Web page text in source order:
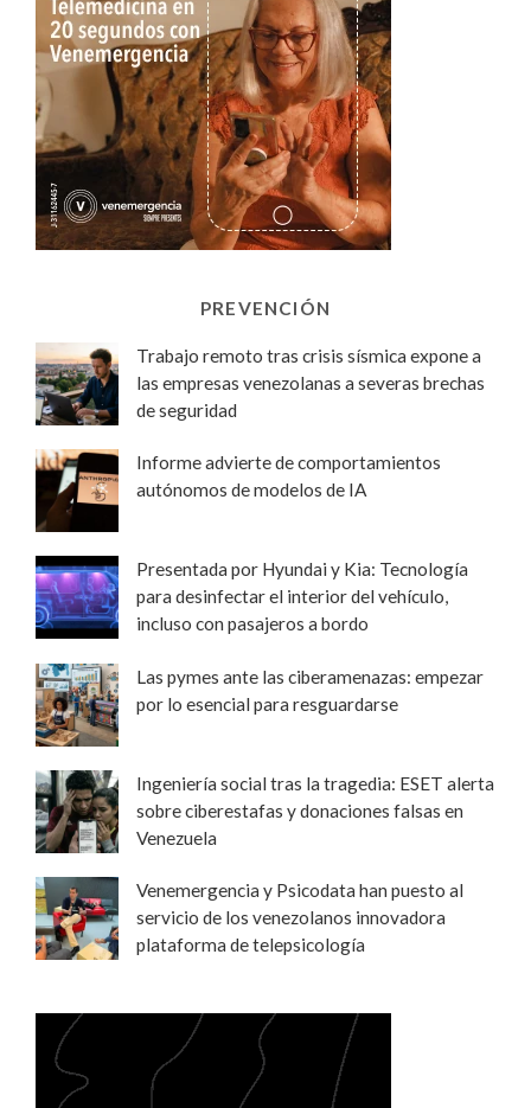
PREVENCIÓN
Trabajo remoto tras crisis sísmica expone a
las empresas venezolanas a severas brechas
de seguridad
Informe advierte de comportamientos
autónomos de modelos de IA
Presentada por Hyundai y Kia: Tecnología
para desinfectar el interior del vehículo,
incluso con pasajeros a bordo
Las pymes ante las ciberamenazas: empezar
por lo esencial para resguardarse
Ingeniería social tras la tragedia: ESET alerta
sobre ciberestafas y donaciones falsas en
Venezuela
Venemergencia y Psicodata han puesto al
servicio de los venezolanos innovadora
plataforma de telepsicología